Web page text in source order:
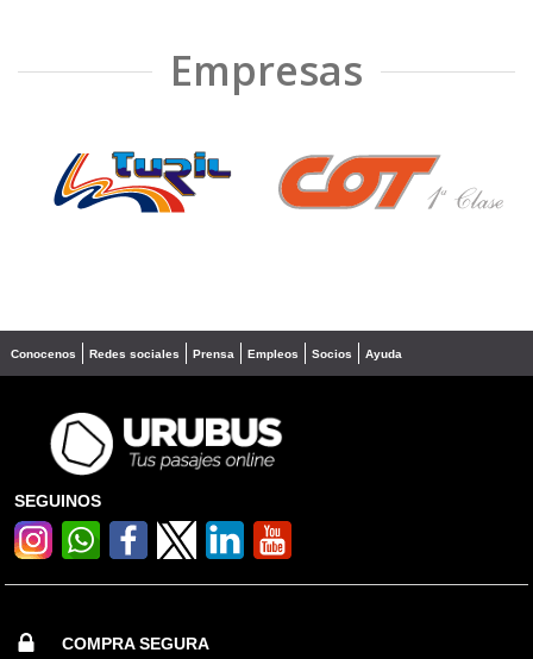
Empresas
❮ ❯
Conocenos Redes sociales Prensa Empleos Socios Ayuda
SEGUINOS
COMPRA SEGURA